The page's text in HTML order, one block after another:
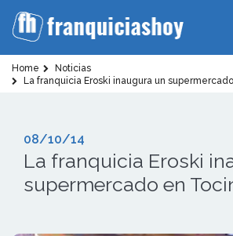
Home
Noticias
La franquicia Eroski inaugura un
08/10/14
La franquicia Eroski
supermercado en